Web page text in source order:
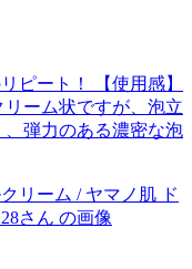
ピート！ 【使用感】
ーム状ですが、泡立
弾力のある濃密な泡